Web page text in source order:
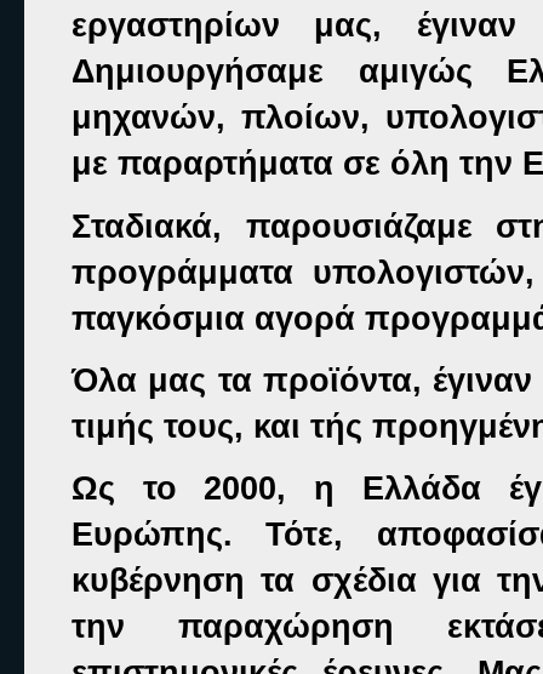
εργαστηρίων μας,
Δημιουργήσαμε αμιγώς
μηχανών, πλοίων,
με παραρτήματα σε όλη την
Σταδιακά, παρουσιάζαμε
προγράμματα
παγκόσμια αγορά
Όλα μας τα προϊόντα,
τιμής τους, και τής
Ως το 2000, η Ελλάδα
Ευρώπης. Τότε,
κυβέρνηση τα σχέδια για
την παραχώρηση